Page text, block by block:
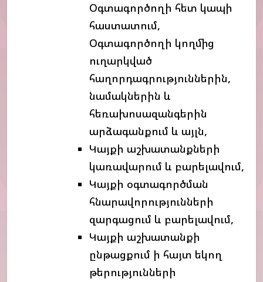
Օգտագործողի հետ կապի
հաստատում,
Օգտագործողի կողմից
ուղարկված
հաղորդագրություններին,
նամակներին և
հեռախոսազանգերին
արձագանքում և այլն,
Կայքի աշխատանքների
կառավարում և բարելավում,
Կայքի օգտագործման
հնարավորությունների
զարգացում և բարելավում,
Կայքի աշխատանքի
ընթացքում ի հայտ եկող
թերությունների